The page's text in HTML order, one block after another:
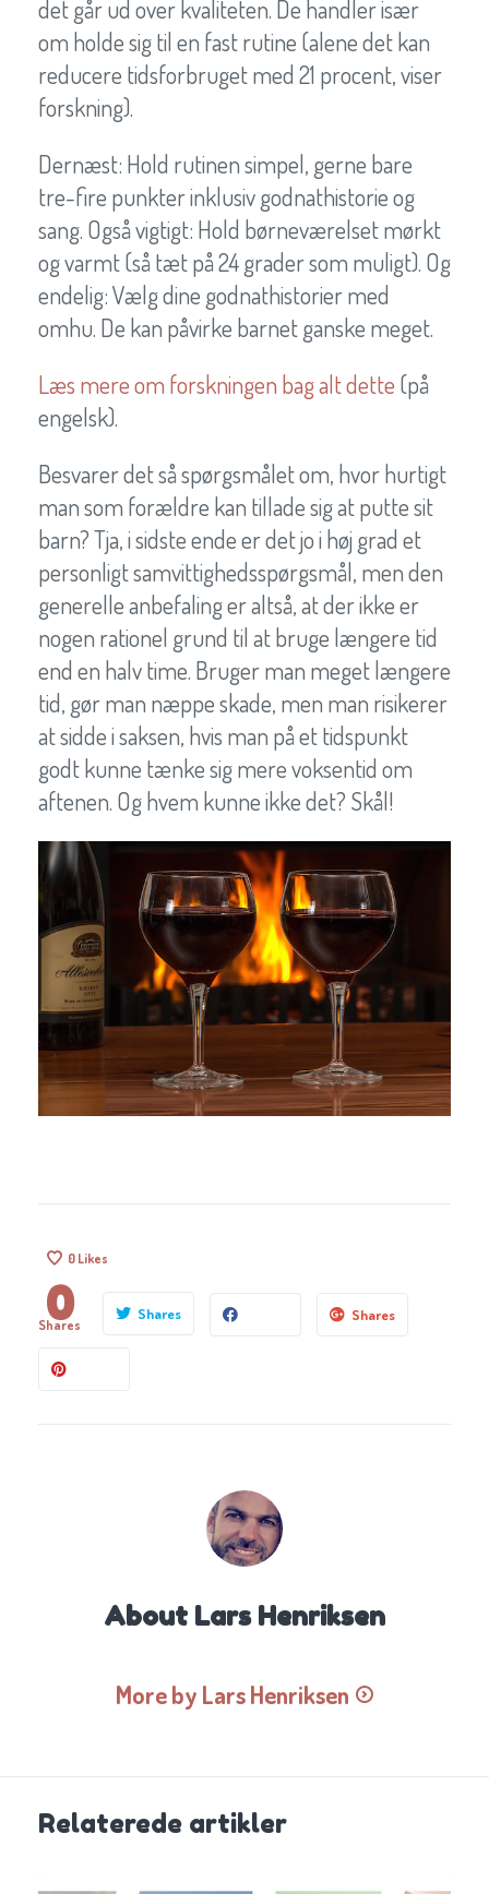
det går ud over kvaliteten. De handler især
om holde sig til en fast rutine (alene det kan
reducere tidsforbruget med 21 procent, viser
forskning).
Dernæst: Hold rutinen simpel, gerne bare
tre-fire punkter inklusiv godnathistorie og
sang. Også vigtigt: Hold børneværelset mørkt
og varmt (så tæt på 24 grader som muligt). Og
endelig: Vælg dine godnathistorier med
omhu. De kan påvirke barnet ganske meget.
Læs mere om forskningen bag alt dette (på
engelsk).
Besvarer det så spørgsmålet om, hvor hurtigt
man som forældre kan tillade sig at putte sit
barn? Tja, i sidste ende er det jo i høj grad et
personligt samvittighedsspørgsmål, men den
generelle anbefaling er altså, at der ikke er
nogen rationel grund til at bruge længere tid
end en halv time. Bruger man meget længere
tid, gør man næppe skade, men man risikerer
at sidde i saksen, hvis man på et tidspunkt
godt kunne tænke sig mere voksentid om
aftenen. Og hvem kunne ikke det? Skål!
0 Likes
0
Shares
Shares Shares
About Lars Henriksen
More by Lars Henriksen
Relaterede artikler